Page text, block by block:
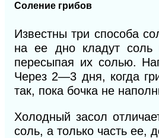
Соление грибов
Известны три способа
на ее дно кладут соль
пересыпая их солью.
Через 2—3 дня, когда
так, пока бочка не
Холодный засол
соль, а только часть ее,